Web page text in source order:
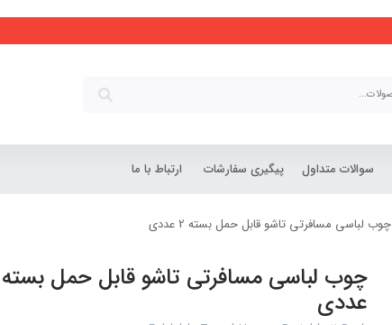
سوالات متداول پیگیری سفارشات ارتباط با ما
چوب لباسی مسافرتی تاشو قابل حمل بسته 2 عددی
عددی